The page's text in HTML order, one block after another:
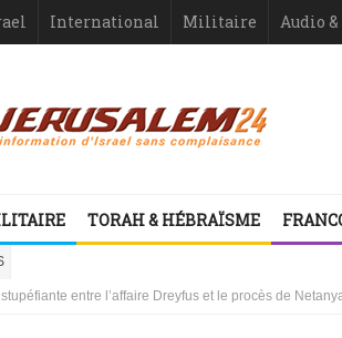
International Militaire Audio
TORAH & HÉBRAÏSME
criante
entre l’affaire Dreyfus et le procès de